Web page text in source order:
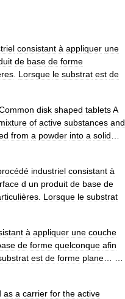
consistant à appliquer une
de base de forme
Lorsque le substrat est de
disk shaped tabletsA
of active substances and
from a powder into a solid
industriel consistant à
d un produit de base de
Lorsque le substrat
à appliquer une couche
de forme quelconque afin
est de forme plane
as a carrier for the active